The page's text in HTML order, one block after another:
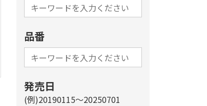
品番
発売日
(例)20190115～20250701